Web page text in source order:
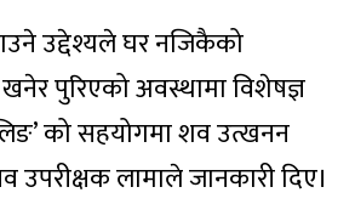
उद्देश्यले घर नजिकैको
पुरिएको अवस्थामा विशेषज्ञ
को सहयोगमा शव उत्खनन
उपरीक्षक लामाले जानकारी दिए।